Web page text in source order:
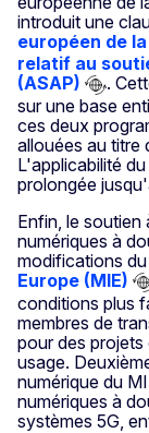
introduit une
européen de
relatif au
(ASAP)
.
sur une base
ces deux
allouées au titre
L'applicabilité
prolongée
Enfin, le soutien
numériques à
modifications du
Europe (MIE)
conditions plus
membres de
pour des
usage.
numérique du
numériques à
systèmes 5G,